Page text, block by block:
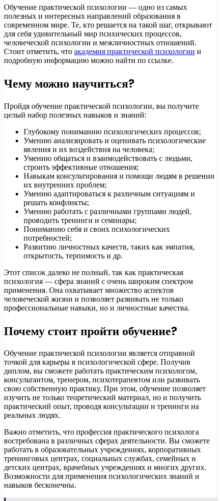
Обучение практической психологии — одно из самых
полезных и интересных направлений образования в
современном мире. Те, кто решается на такой шаг, открывают
для себя удивительный мир психических процессов,
человеческой психологии и межличностных отношений.
Стоит отметить, что академия практической психологии и
подробную информацию можно найти по ссылке.
Чему можно научиться?
Пройдя обучение практической психологии, вы получите
целый набор полезных навыков и знаний:
Глубокому пониманию психологических процессов;
Умению анализировать и оценивать психологические
явления и их воздействия на человека;
Умению общаться и взаимодействовать с людьми,
строить эффективные отношения;
Навыкам консультирования и помощи людям в решении
их внутренних проблем;
Умению адаптироваться к различным ситуациям и
решать конфликты;
Умению работать с различными группами людей,
проводить тренинги и семинары;
Пониманию себя и своих психологических
потребностей;
Развитию личностных качеств, таких как эмпатия,
открытость, терпимость и др.
Этот список далеко не полный, так как практическая
психология — сфера знаний с очень широким спектром
применения. Она охватывает множество аспектов
человеческой жизни и позволяет развивать не только
профессиональные навыки, но и личностные качества.
Почему стоит пройти обучение?
Обучение практической психологии является отправной
точкой для карьеры в психологической сфере. Получив
диплом, вы сможете работать практическим психологом,
консультантом, тренером, психотерапевтом или развивать
свою собственную практику. При этом, обучение позволяет
изучить не только теоретический материал, но и получить
практический опыт, проводя консультации и тренинги на
реальных людях.
Важно отметить, что профессия практического психолога
востребована в различных сферах деятельности. Вы сможете
работать в образовательных учреждениях, корпоративных
тренинговых центрах, социальных службах, семейных и
детских центрах, врачебных учреждениях и многих других.
Возможности для применения психологических знаний и
навыков бесконечны.